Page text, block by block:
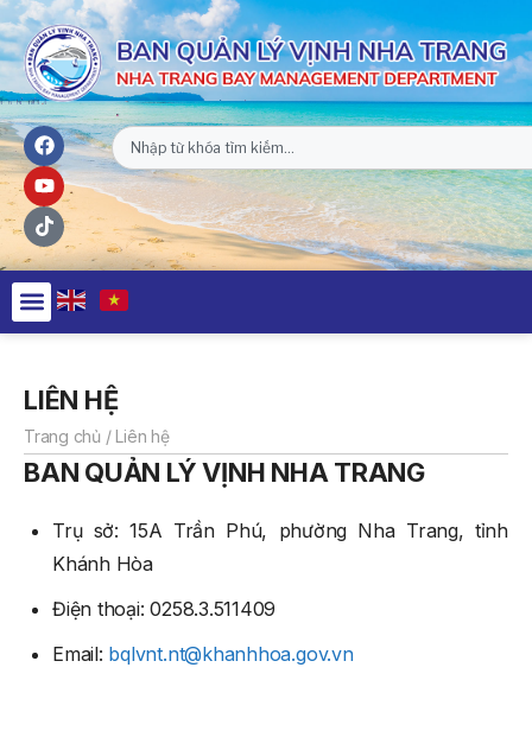
LIÊN HỆ
Trang chủ / Liên hệ
BAN QUẢN LÝ VỊNH NHA TRANG
Trụ sở: 15A Trần Phú, phường Nha Trang, tỉnh
Khánh Hòa
Điện thoại: 0258.3.511409
Email: bqlvnt.nt@khanhhoa.gov.vn